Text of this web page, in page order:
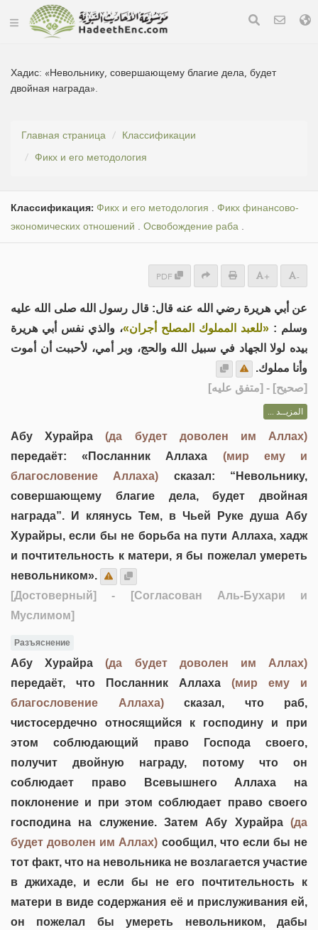
Хадис: «Невольнику, совершающему благие дела, будет
двойная награда».
Главная страница
Классификации
Фикх и его методология
Классификация: Фикх и его методология . Фикх финансово-
экономических отношений . Освобождение раба .
PDF + -
عن أبي هريرة رضي الله عنه قال: قال رسول الله صلى الله عليه
وسلم : «للعبد المملوك المصلح أجران»، والذي نفس أبي هريرة
بيده لولا الجهاد في سبيل الله والحج، وبر أمي، لأحببت أن أموت
وأنا مملوك.
[صحيح] - [متفق عليه]
المزيــد ...
Абу Хурайра(да будет доволен им Аллах)
передаёт: «Посланник Аллаха (мир ему и
благословение Аллаха) сказал: “Невольнику,
совершающему благие дела, будет двойная
награда”. И клянусь Тем, в Чьей Руке душа Абу
Хурайры, если бы не борьба на пути Аллаха, хадж
и почтительность к матери, я бы пожелал умереть
невольником».
[Достоверный]
- [Согласован Аль-Бухари и
Муслимом]
Разъяснение
Абу Хурайра(да будет доволен им Аллах)
передаёт, что Посланник Аллаха (мир ему и
благословение Аллаха)сказал, что раб,
чистосердечно относящийся к господину и при
этом соблюдающий право Господа своего,
получит двойную награду, потому что он
соблюдает право Всевышнего Аллаха на
поклонение и при этом соблюдает право своего
господина на служение. Затем Абу Хурайра (да
будет доволен им Аллах) сообщил, что если бы не
тот факт, что на невольника не возлагается участие
в джихаде, и если бы не его почтительность к
матери в виде содержания её и прислуживания ей,
он пожелал бы умереть невольником, дабы